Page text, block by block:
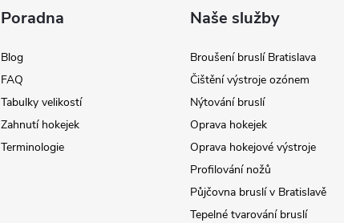
Poradna
Blog
FAQ
Tabulky velikostí
Zahnutí hokejek
Terminologie
Naše služby
Broušení bruslí Bratislava
Čištění výstroje ozónem
Nýtování bruslí
Oprava hokejek
Oprava hokejové výstroje
Profilování nožů
Půjčovna bruslí v Bratislavě
Tepelné tvarování bruslí